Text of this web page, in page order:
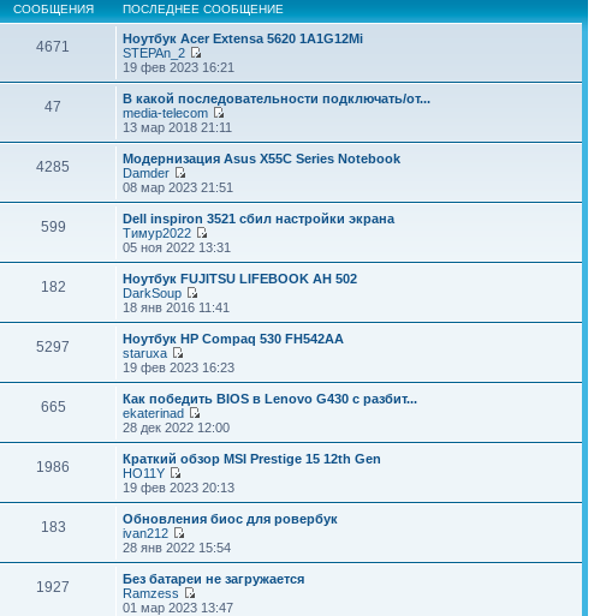
СООБЩЕНИЯ ПОСЛЕДНЕЕ СООБЩЕНИЕ
4671
Ноутбук Acer Extensa 5620 1A1G12Mi
STEPAn_2
19 фев 2023 16:21
47
В какой последовательности подключать/от...
media-telecom
13 мар 2018 21:11
4285
Модернизация Asus X55C Series Notebook
Damder
08 мар 2023 21:51
599
Dell inspiron 3521 сбил настройки экрана
Тимур2022
05 ноя 2022 13:31
182
Ноутбук FUJITSU LIFEBOOK AH 502
DarkSoup
18 янв 2016 11:41
5297
Ноутбук HP Compaq 530 FH542AA
staruxa
19 фев 2023 16:23
665
Как победить BIOS в Lenovo G430 с разбит...
ekaterinad
28 дек 2022 12:00
1986
Краткий обзор MSI Prestige 15 12th Gen
HO11Y
19 фев 2023 20:13
183
Обновления биос для ровербук
ivan212
28 янв 2022 15:54
1927
Без батареи не загружается
Ramzess
01 мар 2023 13:47